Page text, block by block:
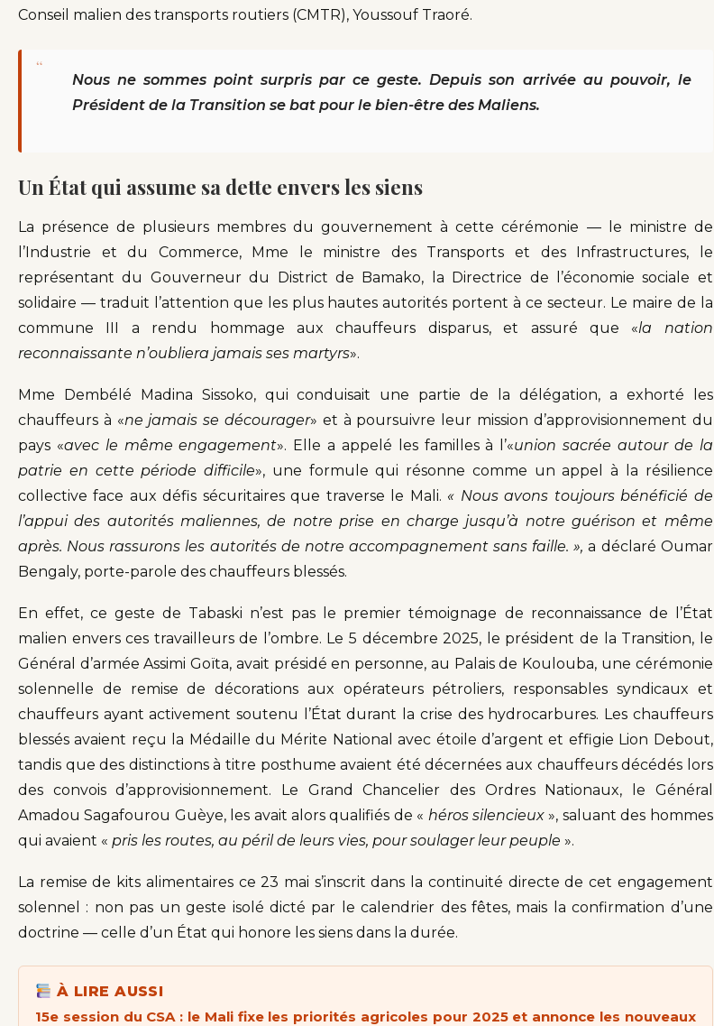
Conseil malien des transports routiers (CMTR), Youssouf Traoré.
“
Nous ne sommes point surpris par ce geste. Depuis son arrivée au pouvoir, le
Président de la Transition se bat pour le bien-être des Maliens.
Un État qui assume sa dette envers les siens
La présence de plusieurs membres du gouvernement à cette cérémonie — le ministre de
l’Industrie et du Commerce, Mme le ministre des Transports et des Infrastructures, le
représentant du Gouverneur du District de Bamako, la Directrice de l’économie sociale et
solidaire — traduit l’attention que les plus hautes autorités portent à ce secteur. Le maire de la
commune III a rendu hommage aux chauffeurs disparus, et assuré que «la nation
reconnaissante n’oubliera jamais ses martyrs».
Mme Dembélé Madina Sissoko, qui conduisait une partie de la délégation, a exhorté les
chauffeurs à «ne jamais se décourager» et à poursuivre leur mission d’approvisionnement du
pays «avec le même engagement». Elle a appelé les familles à l’«union sacrée autour de la
patrie en cette période difficile», une formule qui résonne comme un appel à la résilience
collective face aux défis sécuritaires que traverse le Mali. « Nous avons toujours bénéficié de
l’appui des autorités maliennes, de notre prise en charge jusqu’à notre guérison et même
après. Nous rassurons les autorités de notre accompagnement sans faille. »,a déclaré Oumar
Bengaly, porte-parole des chauffeurs blessés.
En effet, ce geste de Tabaski n’est pas le premier témoignage de reconnaissance de l’État
malien envers ces travailleurs de l’ombre. Le 5 décembre 2025, le président de la Transition, le
Général d’armée Assimi Goïta, avait présidé en personne, au Palais de Koulouba, une cérémonie
solennelle de remise de décorations aux opérateurs pétroliers, responsables syndicaux et
chauffeurs ayant activement soutenu l’État durant la crise des hydrocarbures. Les chauffeurs
blessés avaient reçu la Médaille du Mérite National avec étoile d’argent et effigie Lion Debout,
tandis que des distinctions à titre posthume avaient été décernées aux chauffeurs décédés lors
des convois d’approvisionnement. Le Grand Chancelier des Ordres Nationaux, le Général
Amadou Sagafourou Guèye, les avait alors qualifiés de « héros silencieux », saluant des hommes
qui avaient « pris les routes, au péril de leurs vies, pour soulager leur peuple ».
La remise de kits alimentaires ce 23 mai s’inscrit dans la continuité directe de cet engagement
solennel : non pas un geste isolé dicté par le calendrier des fêtes, mais la confirmation d’une
doctrine — celle d’un État qui honore les siens dans la durée.
À LIRE AUSSI
15e session du CSA : le Mali fixe les priorités agricoles pour 2025 et annonce les nouveaux